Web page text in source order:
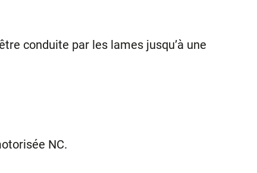
conduite par les lames jusqu’à une
NC.